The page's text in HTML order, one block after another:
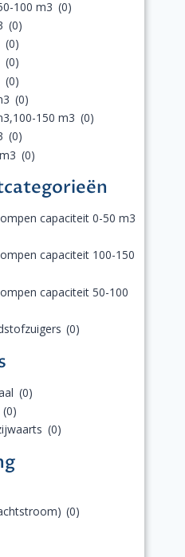
100 m3 (0)
(0)
(0)
(0)
(0)
(0)
150 m3 (0)
(0)
(0)
capaciteit 0-50 m3
capaciteit 100-150
capaciteit 50-100
(0)
(0)
(0)
(0)
(0)